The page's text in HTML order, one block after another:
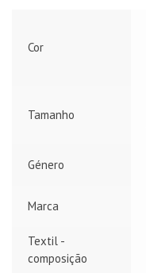
Cor
Tamanho
Género
Marca
Textil -
composição